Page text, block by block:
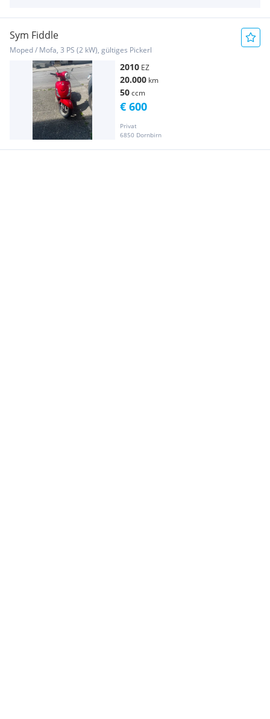
Sym Fiddle
Moped / Mofa, 3 PS (2 kW), gültiges Pickerl
2010 EZ
20.000 km
50ccm
Privat
6850 Dornbirn
€ 600